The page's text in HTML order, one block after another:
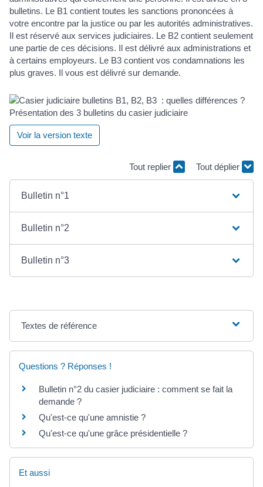
bulletins. Le B1 contient toutes les sanctions prononcées à
votre encontre par la justice ou par les autorités administratives.
Il est réservé aux services judiciaires. Le B2 contient seulement
une partie de ces décisions. Il est délivré aux administrations et
à certains employeurs. Le B3 contient vos condamnations les
plus graves. Il vous est délivré sur demande.
Présentation des 3 bulletins du casier judiciaire
Voir la version texte
Tout replier Tout déplier
Bulletin n°1
Bulletin n°2
Bulletin n°3
Textes de référence
Questions ? Réponses !
Bulletin n°2 du casier judiciaire : comment se fait la
demande ?
Qu'est-ce qu'une amnistie ?
Qu'est-ce qu'une grâce présidentielle ?
Et aussi